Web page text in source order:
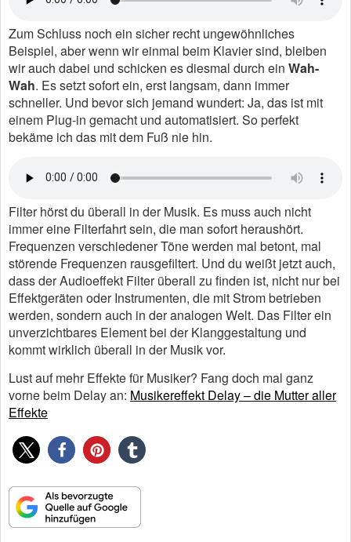
Zum Schluss noch ein sicher recht ungewöhnliches
Beispiel, aber wenn wir einmal beim Klavier sind, bleiben
wir auch dabei und schicken es diesmal durch ein Wah-
Wah. Es setzt sofort ein, erst langsam, dann immer
schneller. Und bevor sich jemand wundert: Ja, das ist mit
einem Plug-in gemacht und automatisiert. So perfekt
bekäme ich das mit dem Fuß nie hin.
Filter hörst du überall in der Musik. Es muss auch nicht
immer eine Filterfahrt sein, die man sofort heraushört.
Frequenzen verschiedener Töne werden mal betont, mal
störende Frequenzen rausgefiltert. Und du weißt jetzt auch,
dass der Audioeffekt Filter überall zu finden ist, nicht nur bei
Effektgeräten oder Instrumenten, die mit Strom betrieben
werden, sondern auch in der analogen Welt. Das Filter ein
unverzichtbares Element bei der Klanggestaltung und
kommt wirklich überall in der Musik vor.
Lust auf mehr Effekte für Musiker? Fang doch mal ganz
vorne beim Delay an: Musikereffekt Delay – die Mutter aller
Effekte